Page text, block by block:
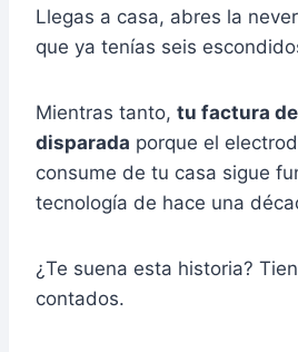
Llegas a casa, abres la
que ya tenías seis
Mientras tanto, tu factura
disparada porque el
consume de tu casa sigue
tecnología de hace una
¿Te suena esta historia?
contados.